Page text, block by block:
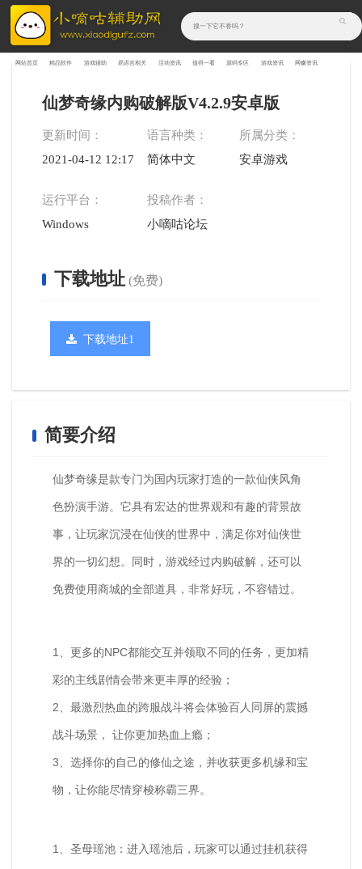
网站首页 精品软件 游戏辅助 易语言相关 活动资讯 值得一看 源码专区 游戏资讯 网赚资讯
仙梦奇缘内购破解版V4.2.9安卓版
更新时间：
2021-04-12 12:17:48
语言种类：
简体中文
所属分类：
安卓游戏
运行平台：
Windows
投稿作者：
小嘀咕论坛
下载地址 (免费)
下载地址1
简要介绍
仙梦奇缘是款专门为国内玩家打造的一款仙侠风角
色扮演手游。它具有宏达的世界观和有趣的背景故
事，让玩家沉浸在仙侠的世界中，满足你对仙侠世
界的一切幻想。同时，游戏经过内购破解，还可以
免费使用商城的全部道具，非常好玩，不容错过。
1、更多的NPC都能交互并领取不同的任务，更加精
彩的主线剧情会带来更丰厚的经验；
2、最激烈热血的跨服战斗将会体验百人同屏的震撼
战斗场景， 让你更加热血上瘾；
3、选择你的自己的修仙之途，并收获更多机缘和宝
物，让你能尽情穿梭称霸三界。
1、圣母瑶池：进入瑶池后，玩家可以通过挂机获得